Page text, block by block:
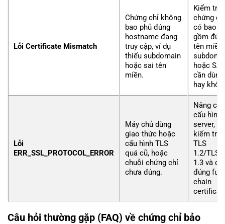
Lỗi Certificate Mismatch
Chứng chỉ không
bao phủ đúng
hostname đang
truy cập, ví dụ
thiếu subdomain
hoặc sai tên
miền.
Kiểm tra
chứng
có bao
gồm
tên miền,
hoặc
cần dùng
hay
Lỗi
ERR_SSL_PROTOCOL_ERROR
Máy chủ dùng
giao thức hoặc
cấu hình TLS
quá cũ, hoặc
chuỗi chứng chỉ
chưa đúng.
Nâng cấp
cấu hình
server,
kiểm tra
TLS
1.2/TLS
1.3 và cài
đúng full
chain
Câu hỏi thường gặp (FAQ) về chứng chỉ bảo